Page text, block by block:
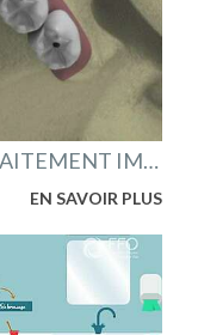
MAXILLAIRE COMPLET ET TRAITEMENT IMPLANTAIRE POUR UN BRIDGE FIXE VISSÉ
EN SAVOIR PLUS